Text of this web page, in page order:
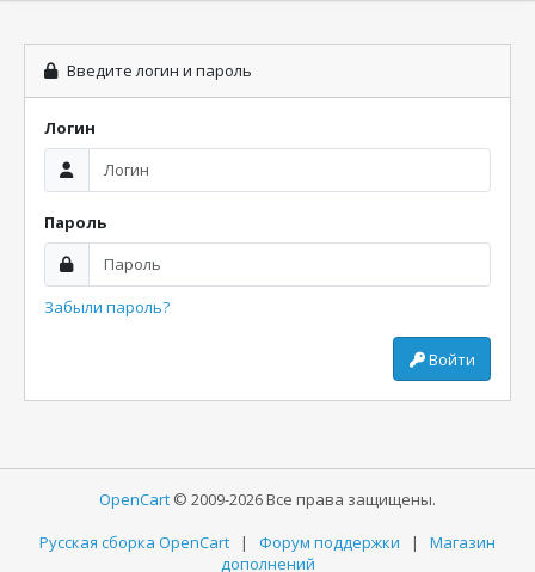
Введите логин и пароль
Логин
Пароль
Забыли пароль?
Войти
OpenCart © 2009-2026 Все права защищены.
Русская сборка OpenCart | Форум поддержки | Магазин
дополнений